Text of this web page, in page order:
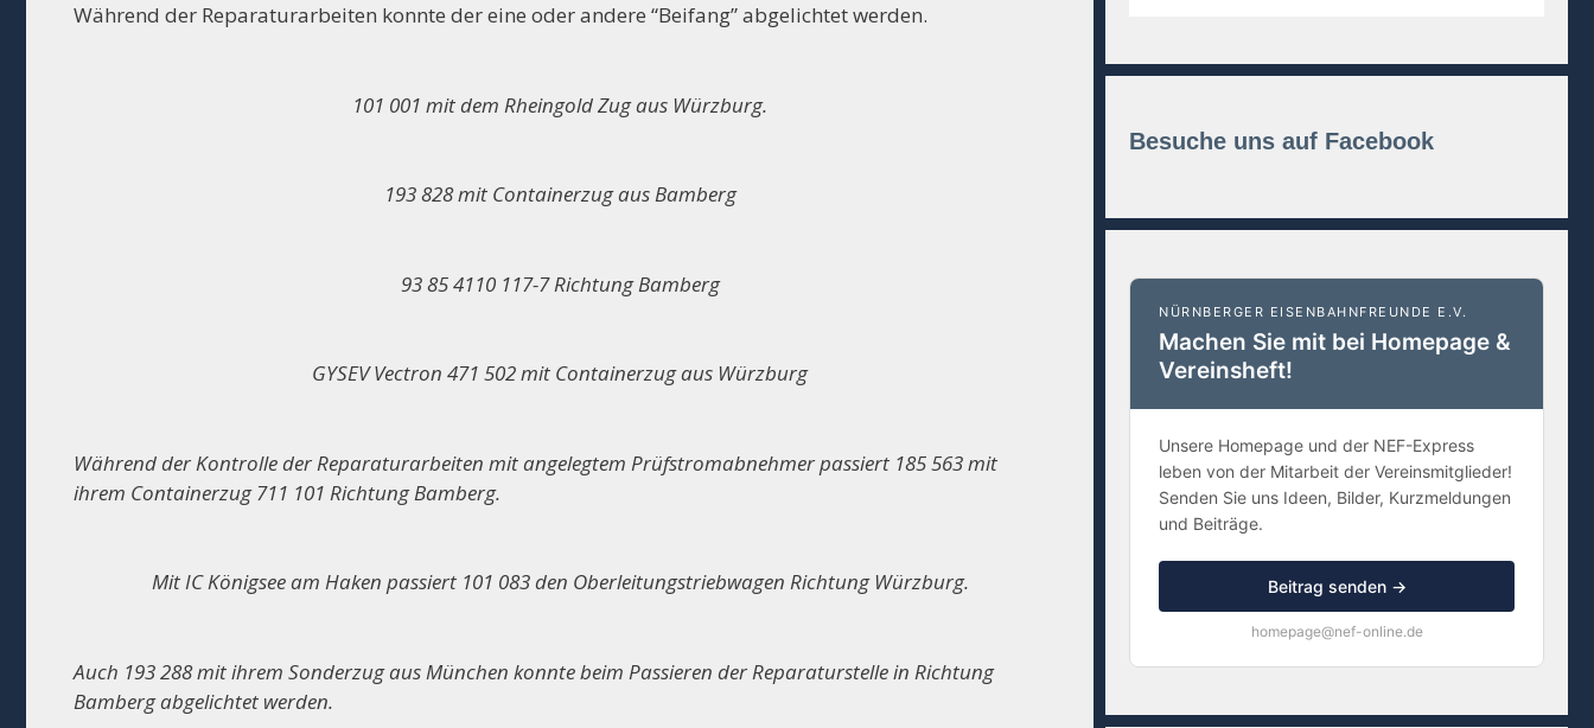
Während der Reparaturarbeiten konnte der eine oder andere “Beifang” abgelichtet werden.
101 001 mit dem Rheingold Zug aus Würzburg.
193 828 mit Containerzug aus Bamberg
93 85 4110 117-7 Richtung Bamberg
GYSEV Vectron 471 502 mit Containerzug aus Würzburg
Während der Kontrolle der Reparaturarbeiten mit angelegtem Prüfstromabnehmer passiert 185 563 mit
ihrem Containerzug 711 101 Richtung Bamberg.
Mit IC Königsee am Haken passiert 101 083 den Oberleitungstriebwagen Richtung Würzburg.
Auch 193 288 mit ihrem Sonderzug aus München konnte beim Passieren der Reparaturstelle in Richtung
Bamberg abgelichtet werden.
Besuche uns auf Facebook
NÜRNBERGER EISENBAHNFREUNDE E.V.
Machen Sie mit bei Homepage &
Vereinsheft!
Unsere Homepage und der NEF-Express
leben von der Mitarbeit der Vereinsmitglieder!
Senden Sie uns Ideen, Bilder, Kurzmeldungen
und Beiträge.
Beitrag senden →
homepage@nef-online.de